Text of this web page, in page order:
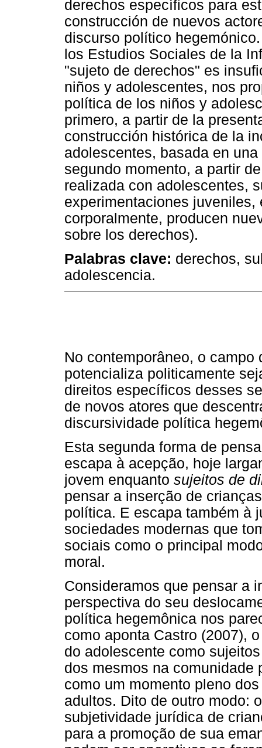
derechos específicos para
construcción de nuevos
discurso político
los Estudios Sociales de la
"sujeto de derechos" es
niños y adolescentes, nos
política de los niños y
primero, a partir de la
construcción histórica de la
adolescentes, basada en
segundo momento, a partir
realizada con adolescentes,
experimentaciones
corporalmente, producen
sobre los derechos).
Palabras clave: derechos,
adolescencia.
No contemporâneo, o
potencializa politicamente
direitos específicos desses
de novos atores que
discursividade política
Esta segunda forma de
escapa à acepção, hoje
jovem enquanto sujeitos de
pensar a inserção de
política. E escapa também à
sociedades modernas que
sociais como o principal
moral.
Consideramos que pensar a
perspectiva do seu
política hegemônica nos
como aponta Castro (2007),
do adolescente como
dos mesmos na comunidade
como um momento pleno
adultos. Dito de outro modo:
subjetividade jurídica de
para a promoção de sua